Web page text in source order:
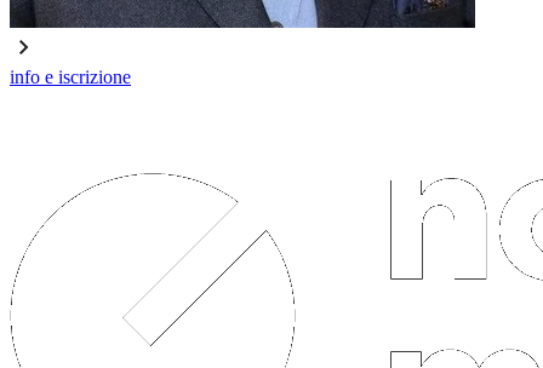
info e iscrizione